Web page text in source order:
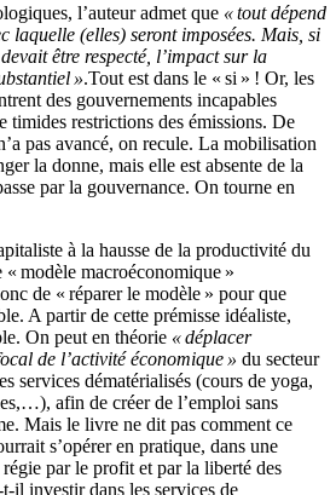
l’auteur admet que « tout dépend
laquelle (elles) seront imposées. Mais, si
être respecté, l’impact sur la
».Tout est dans le « si » ! Or, les
des gouvernements incapables
timides restrictions des émissions. De
pas avancé, on recule. La mobilisation
la donne, mais elle est absente de la
par la gouvernance. On tourne en
à la hausse de la productivité du
« modèle macroéconomique »
de « réparer le modèle » pour que
A partir de cette prémisse idéaliste,
On peut en théorie « déplacer
de l’activité économique » du secteur
services dématérialisés (cours de yoga,
afin de créer de l’emploi sans
Mais le livre ne dit pas comment ce
s’opérer en pratique, dans une
par le profit et par la liberté des
il investir dans les services de